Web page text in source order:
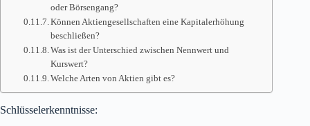
oder Börsengang?
Können Aktiengesellschaften eine Kapitalerhöhung
beschließen?
Was ist der Unterschied zwischen Nennwert und
Kurswert?
Welche Arten von Aktien gibt es?
Schlüsselerkenntnisse: